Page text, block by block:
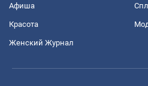
Афиша
Красота
Женский Журнал